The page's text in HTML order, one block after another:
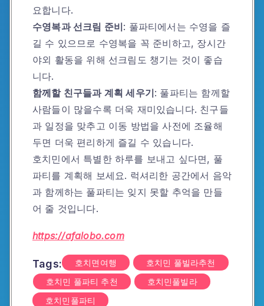
요합니다.
수영복과 선크림 준비: 풀파티에서는 수영을 즐
길 수 있으므로 수영복을 꼭 준비하고, 장시간
야외 활동을 위해 선크림도 챙기는 것이 좋습
니다.
함께할 친구들과 계획 세우기: 풀파티는 함께할
사람들이 많을수록 더욱 재미있습니다. 친구들
과 일정을 맞추고 이동 방법을 사전에 조율해
두면 더욱 편리하게 즐길 수 있습니다.
호치민에서 특별한 하루를 보내고 싶다면, 풀
파티를 계획해 보세요. 럭셔리한 공간에서 음악
과 함께하는 풀파티는 잊지 못할 추억을 만들
어 줄 것입니다.
https://afalobo.com
Tags: 호치면여행
호치민 풀빌라추천
호치민 풀파티 추천
호치민풀빌라
호치민풀파티